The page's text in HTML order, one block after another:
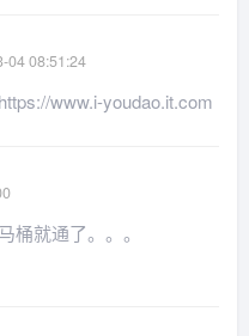
04 08:51:24
www.i-youdao.it.com
桶就通了。。。